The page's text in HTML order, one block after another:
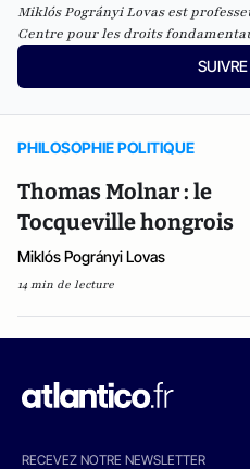
Miklós Pogrányi Lovas est
Centre pour les droits
SUIVRE
PHILOSOPHIE POLITIQUE
Thomas Molnar : le
Tocqueville hongrois
Miklós Pogrányi Lovas
14 min de lecture
RECEVEZ NOTRE NEWSLETTER